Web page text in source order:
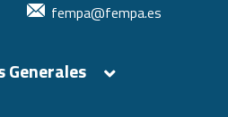
fempa@fempa.es
Generales